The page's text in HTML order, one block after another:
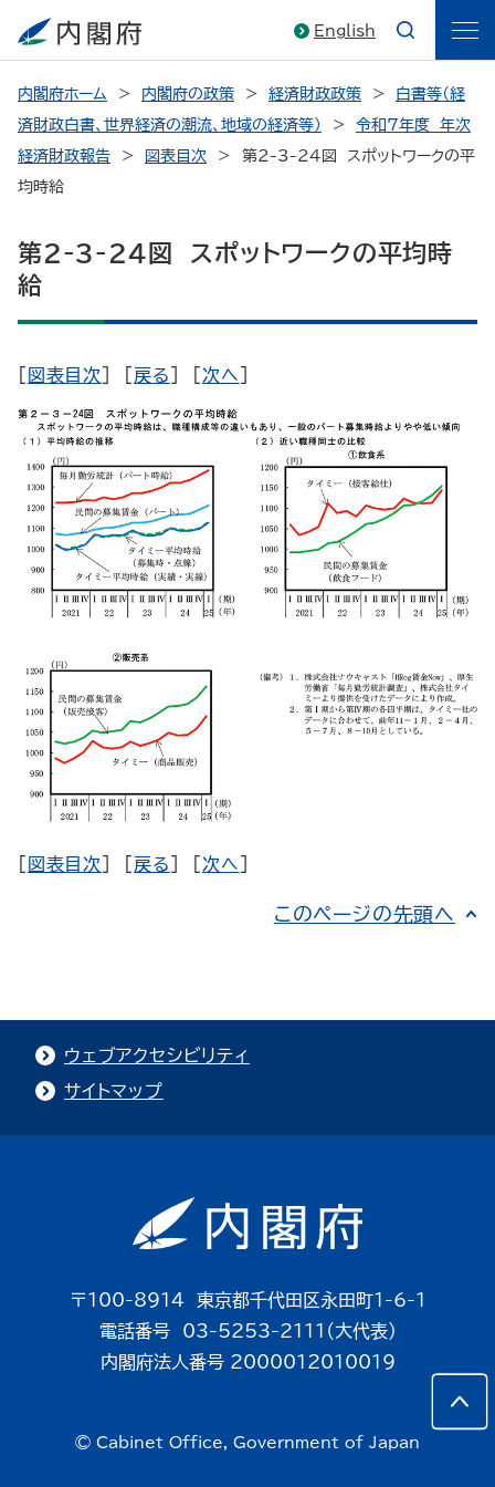
English
内閣府ホーム 内閣府の政策 経済財政政策
白書等（経
済財政白書、世界経済の潮流、地域の経済等）
令和7年度 年次
経済財政報告
図表目次 > 第2-3-24図 スポットワークの平
均時給
第2-3-24図 スポットワークの平均時
給
図表目次 戻る ] [次へ
図表目次 戻る ] [次へ
このページの先頭へ
ウェブアクセシビリティ
サイトマップ
〒100-8914 東京都千代田区永田町1-6-1
電話番号 03-5253-2111（大代表）
内閣府法人番号 2000012010019
© Cabinet Office, Government of Japan